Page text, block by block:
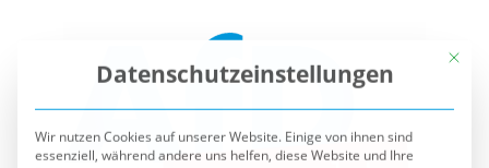
Wir nutzen Cookies auf unserer Website. Einige von ihnen sind
essenziell, während andere uns helfen, diese Website und Ihre
Erfahrung zu verbessern.